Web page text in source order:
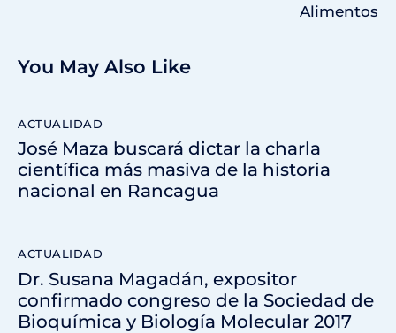
Alimentos
You May Also Like
ACTUALIDAD
José Maza buscará dictar la charla
científica más masiva de la historia
nacional en Rancagua
ACTUALIDAD
Dr. Susana Magadán, expositor
confirmado congreso de la Sociedad de
Bioquímica y Biología Molecular 2017